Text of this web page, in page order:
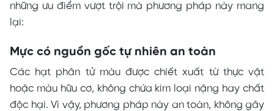
những ưu điểm vượt trội mà phương pháp này mang
lại:
Mực có nguồn gốc tự nhiên an toàn
Các hạt phân tử màu được chiết xuất từ thực vật
hoặc màu hữu cơ, không chứa kim loại nặng hay chất
độc hại. Vì vậy, phương pháp này an toàn, không gây